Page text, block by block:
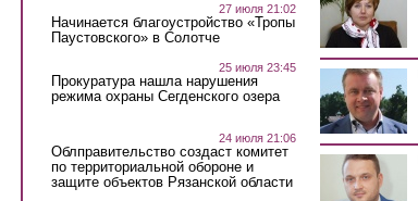
27 июля 21:02
Начинается благоустройство «Тропы
Паустовского» в Солотче
25 июля 23:45
Прокуратура нашла нарушения
режима охраны Сегденского озера
24 июля 21:06
Облправительство создаст комитет
по территориальной обороне и
защите объектов Рязанской области